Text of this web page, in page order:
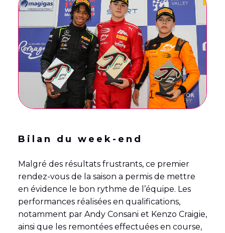
Bilan du week-end
Malgré des résultats frustrants, ce premier
rendez-vous de la saison a permis de mettre
en évidence le bon rythme de l’équipe. Les
performances réalisées en qualifications,
notamment par Andy Consani et Kenzo Craigie,
ainsi que les remontées effectuées en course,